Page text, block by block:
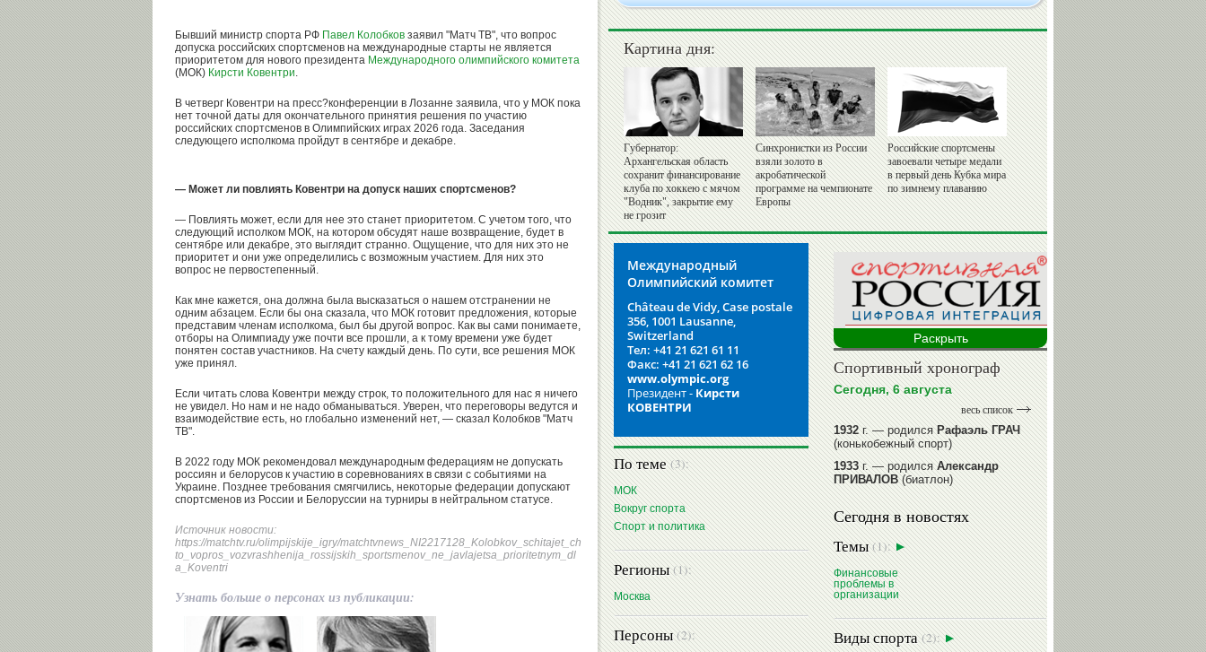
Бывший министр спорта РФ Павел Колобков заявил "Матч ТВ", что вопрос
допуска российских спортсменов на международные старты не является
приоритетом для нового президента Международного олимпийского комитета
(МОК) Кирсти Ковентри.
В четверг Ковентри на пресс?конференции в Лозанне заявила, что у МОК пока
нет точной даты для окончательного принятия решения по участию
российских спортсменов в Олимпийских играх 2026 года. Заседания
следующего исполкома пройдут в сентябре и декабре.
— Может ли повлиять Ковентри на допуск наших спортсменов?
— Повлиять может, если для нее это станет приоритетом. С учетом того, что
следующий исполком МОК, на котором обсудят наше возвращение, будет в
сентябре или декабре, это выглядит странно. Ощущение, что для них это не
приоритет и они уже определились с возможным участием. Для них это
вопрос не первостепенный.
Как мне кажется, она должна была высказаться о нашем отстранении не
одним абзацем. Если бы она сказала, что МОК готовит предложения, которые
представим членам исполкома, был бы другой вопрос. Как вы сами понимаете,
отборы на Олимпиаду уже почти все прошли, а к тому времени уже будет
понятен состав участников. На счету каждый день. По сути, все решения МОК
уже принял.
Если читать слова Ковентри между строк, то положительного для нас я ничего
не увидел. Но нам и не надо обманываться. Уверен, что переговоры ведутся и
взаимодействие есть, но глобально изменений нет, — сказал Колобков "Матч
ТВ".
В 2022 году МОК рекомендовал международным федерациям не допускать
россиян и белорусов к участию в соревнованиях в связи с событиями на
Украине. Позднее требования смягчились, некоторые федерации допускают
спортсменов из России и Белоруссии на турниры в нейтральном статусе.
Источник новости:
https://matchtv.ru/olimpijskije_igry/matchtvnews_NI2217128_Kolobkov_schitajet_ch
to_vopros_vozvrashhenija_rossijskih_sportsmenov_ne_javlajetsa_prioritetnym_dl
a_Koventri
Узнать больше о персонах из публикации:
Картина дня:
Губернатор:
Архангельская область
сохранит финансирование
клуба по хоккею с мячом
"Водник", закрытие ему
не грозит
Синхронистки из России
взяли золото в
акробатической
программе на чемпионате
Европы
Российские спортсмены
завоевали четыре медали
в первый день Кубка мира
по зимнему плаванию
Международный
Олимпийский комитет
Château de Vidy, Case postale
356, 1001 Lausanne,
Switzerland
Тел: +41 21 621 61 11
Факс: +41 21 621 62 16
www.olympic.org
Президент - Кирсти
КОВЕНТРИ
По теме(3):
МОК
Вокруг спорта
Спорт и политика
Регионы(1):
Москва
Персоны(2):
Раскрыть
Спортивный хронограф
Сегодня, 6 августа
весь список
1932г. — родилсяРафаэль ГРАЧ
(конькобежный спорт)
1933г. — родилсяАлександр
ПРИВАЛОВ(биатлон)
1939г. — родилсяАнатолий
ИОНОВ(хоккей)
1939г. — родилсяАнатолий
ЦАРИК(борьба вольная)
1946г. — родилсяВиктор
БАЖЕНОВ(фехтование)
читать далее
Сегодня в новостях
Темы(1):
Финансовые
проблемы в
организации
Виды спорта(2):